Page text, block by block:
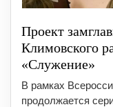
Проект
Климовского
«Служение»
В рамках
продолжается